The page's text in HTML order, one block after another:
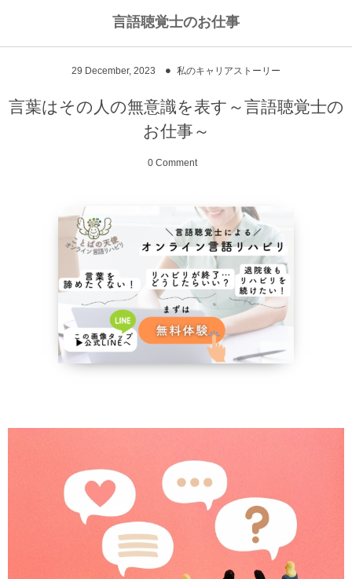
言語聴覚士のお仕事
29 December, 2023 私のキャリアストーリー
言葉はその人の無意識を表す～言語聴覚士の
お仕事～
0 Comment
脳に何かがあったとき
NPO法人Reジョブ大阪